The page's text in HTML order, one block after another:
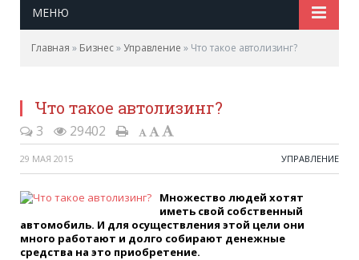
МЕНЮ
Главная » Бизнес»Управление » Что такое автолизинг?
Что такое автолизинг?
3 29402
29 МАЯ 2015 УПРАВЛЕНИЕ
Множество людей хотят
иметь свой собственный
автомобиль. И для осуществления этой цели они
много работают и долго собирают денежные
средства на это приобретение.